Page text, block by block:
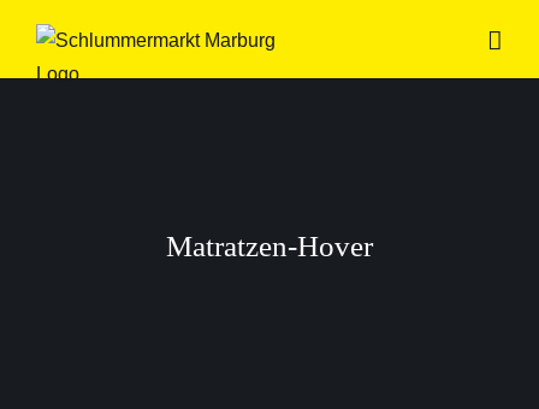
Inhalt
springen
Matratzen-Hover